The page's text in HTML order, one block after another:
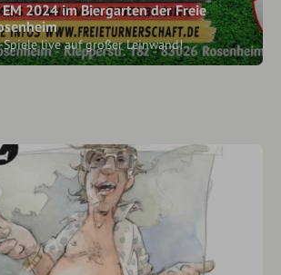
2024 im Biergarten der Freie
live auf großer Leinwand!